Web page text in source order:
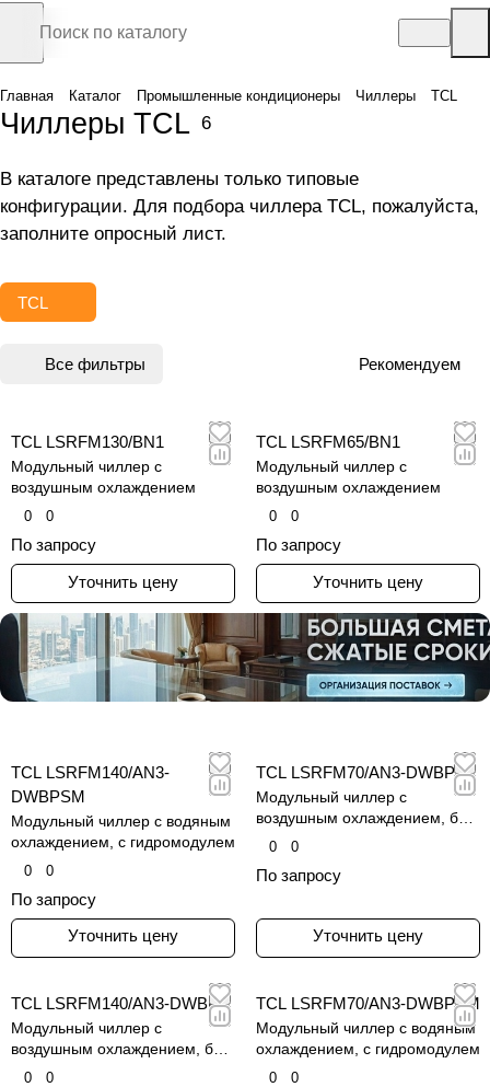
Главная Каталог Промышленные кондиционеры Чиллеры TCL
Чиллеры TCL 6
В каталоге представлены только типовые
конфигурации. Для подбора чиллера TCL, пожалуйста,
заполните опросный лист.
TCL
Все фильтры Рекомендуем
TCL LSRFM130/BN1
Модульный чиллер с
воздушным охлаждением
0 0
По запросу
Уточнить цену
TCL LSRFM65/BN1
Модульный чиллер с
воздушным охлаждением
0 0
По запросу
Уточнить цену
TCL LSRFM140/AN3-
DWBPSM
Модульный чиллер с водяным
охлаждением, с гидромодулем
0 0
По запросу
Уточнить цену
TCL LSRFM70/AN3-DWBP
Модульный чиллер с
воздушным охлаждением, без
гидромодуля
0 0
По запросу
Уточнить цену
TCL LSRFM140/AN3-DWBP
Модульный чиллер с
воздушным охлаждением, без
гидромодуля
0 0
TCL LSRFM70/AN3-DWBPSM
Модульный чиллер с водяным
охлаждением, с гидромодулем
0 0